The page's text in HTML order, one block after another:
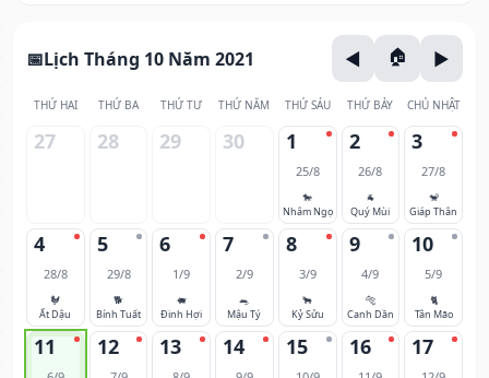
Lịch Tháng 10 Năm 2021
THỨ HAI THỨ BA THỨ TƯ THỨ NĂM THỨ SÁU THỨ BẢY CHỦ NHẬT
27 28 29 30 1
25/8
🐎
Nhâm Ngọ
2
26/8
🐐
Quý Mùi
3
27/8
🐒
Giáp Thân
4
28/8
🐓
Ất Dậu
5
29/8
🐕
Bính Tuất
6
1/9
🐖
Đinh Hợi
7
2/9
🐀
Mậu Tý
8
3/9
🐂
Kỷ Sửu
9
4/9
🐅
Canh Dần
10
5/9
🐈
Tân Mão
11 12 13 14 15 16 17